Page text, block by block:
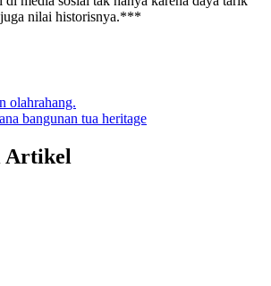
nilai historisnya.***
olahrahang.
bangunan tua heritage
Artikel